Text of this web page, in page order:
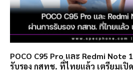
POCO C95 Pro และ Redmi Note
รับรอง กสทช. ที่ไทยแล้ว เตรียมเปิ